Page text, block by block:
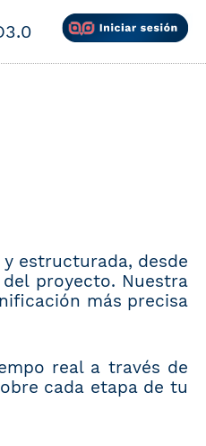
estructurada, desde
proyecto. Nuestra
más precisa
real a través de
cada etapa de tu